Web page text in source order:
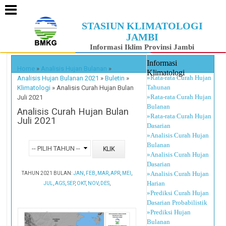
STASIUN KLIMATOLOGI
JAMBI
Informasi Iklim Provinsi Jambi
Home » Analisis Hujan Bulanan »
Analisis Hujan Bulanan 2021 »Buletin »
Klimatologi » Analisis Curah Hujan Bulan
Juli 2021
Analisis Curah Hujan Bulan
Juli 2021
TAHUN 2021 BULAN:JAN FEB MAR, APR, MEI
JUL
AGS, SEP, OKT, NOV, DES,
Informasi
Klimatologi
»Rata-rata Curah Hujan
Tahunan
»Rata-rata Curah Hujan
Bulanan
»Rata-rata Curah Hujan
Dasarian
»Analisis Curah Hujan
Bulanan
»Analisis Curah Hujan
Dasarian
»Analisis Curah Hujan
Harian
»Prediksi Curah Hujan
Dasarian Probabilistik
»Prediksi Hujan
Bulanan